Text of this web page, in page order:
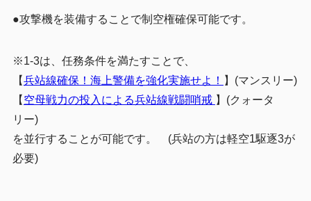
●攻撃機を装備することで制空権確保可能です。
※1-3は、任務条件を満たすことで、
【兵站線確保！海上警備を強化実施せよ！ 】(マンスリー)
【 空母戦力の投入による兵站線戦闘哨戒 】(クォータ
リー)
を並行することが可能です。 (兵站の方は軽空1駆逐3が
必要)